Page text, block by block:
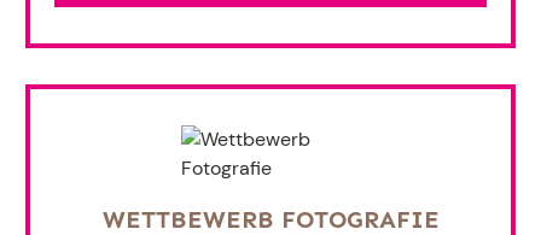
WETTBEWERB FOTOGRAFIE